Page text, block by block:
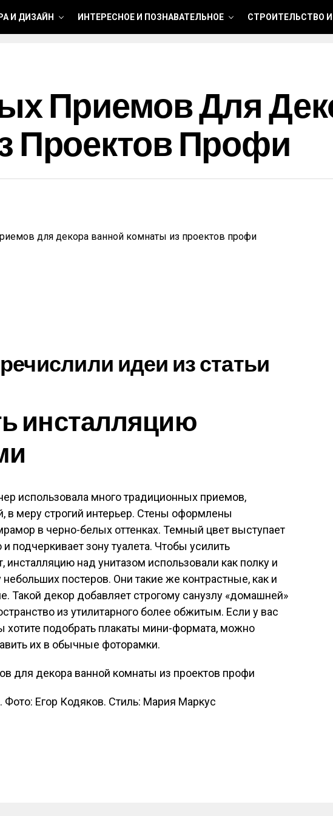
И ДИЗАЙН ИНТЕРЕСНОЕ И ПОЗНАВАТЕЛЬНОЕ СТРОИТЕЛЬСТВО
Приемов Для
Проектов Профи
идеи из статьи
инсталляцию
использовала много традиционных приемов,
в меру строгий интерьер. Стены оформлены
в черно-белых оттенках. Темный цвет выступает
и подчеркивает зону туалета. Чтобы усилить
над унитазом использовали как полку и
небольших постеров. Они такие же контрастные, как и
Такой декор добавляет строгому санузлу «домашней»
из утилитарного более обжитым. Если у вас
хотите подобрать плакаты мини-формата, можно
их в обычные фоторамки.
Фото: Егор Кодяков. Стиль: Мария Маркус